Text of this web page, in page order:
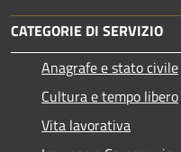
CATEGORIE DI SERVIZIO
Anagrafe e stato civile
Cultura e tempo libero
Vita lavorativa